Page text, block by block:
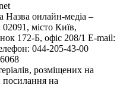
Назва онлайн-медіа –
місто Київ,
172-Б, офіс 208/1 E-mail:
044-205-43-00
розміщених на
посилання на